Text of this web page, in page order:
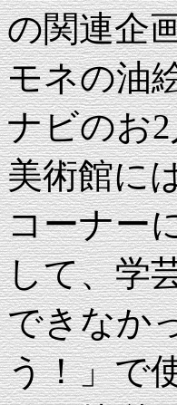
の関連企
モネの油
ナビのお
美術館に
コーナー
して、学
できなか
う！」で